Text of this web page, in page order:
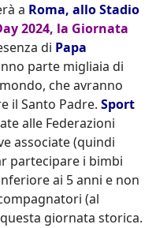
a Roma, allo Stadio
2024, la Giornata
di Papa
parte migliaia di
che avranno
il Santo Padre. Sport
alle Federazioni
associate (quindi
partecipare i bimbi
ai 5 anni e non
(al
giornata storica.